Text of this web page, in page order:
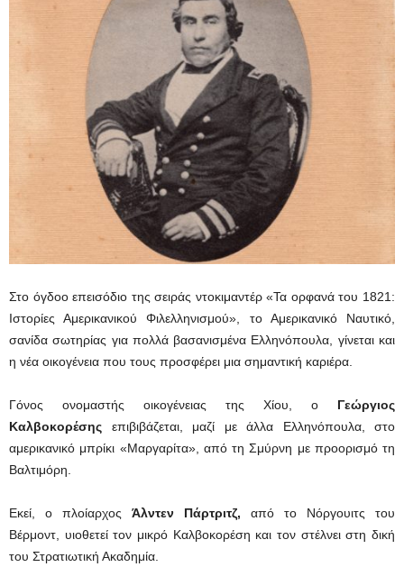
Στο όγδοο επεισόδιο της σειράς ντοκιμαντέρ «Τα ορφανά του 1821:
Ιστορίες Αμερικανικού Φιλελληνισμού», το Αμερικανικό Ναυτικό,
σανίδα σωτηρίας για πολλά βασανισμένα Ελληνόπουλα, γίνεται και
η νέα οικογένεια που τους προσφέρει μια σημαντική καριέρα.
Γόνος ονομαστής οικογένειας της Χίου, ο Γεώργιος
Καλβοκορέσης επιβιβάζεται, μαζί με άλλα Ελληνόπουλα, στο
αμερικανικό μπρίκι «Μαργαρίτα», από τη Σμύρνη με προορισμό τη
Βαλτιμόρη.
Εκεί, ο πλοίαρχος Άλντεν Πάρτριτζ, από το Νόργουιτς του
Βέρμοντ, υιοθετεί τον μικρό Καλβοκορέση και τον στέλνει στη δική
του Στρατιωτική Ακαδημία.